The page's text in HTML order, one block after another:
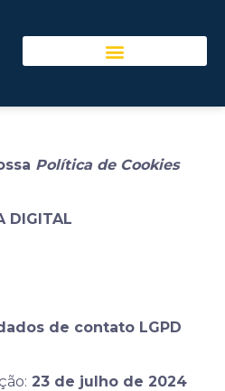
Política de Cookies
DIGITAL
de contato LGPD
23 de julho de 2024